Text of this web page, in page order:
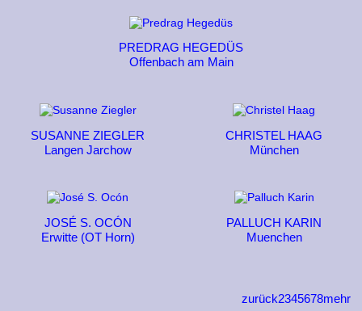
PREDRAG HEGEDÜS
Offenbach am Main
SUSANNE ZIEGLER
Langen Jarchow
CHRISTEL HAAG
München
JOSÉ S. OCÓN
Erwitte (OT Horn)
PALLUCH KARIN
Muenchen
zurück2345678mehr